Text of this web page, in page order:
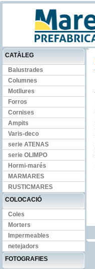
CATÀLEG
Balustrades
Columnes
Motllures
Forros
Cornises
Ampits
Varis-deco
serie ATENAS
serie OLIMPO
Hormi-marés
MARMARES
RUSTICMARES
COLOCACIÓ
Coles
Morters
Impermeables
netejadors
FOTOGRAFIES